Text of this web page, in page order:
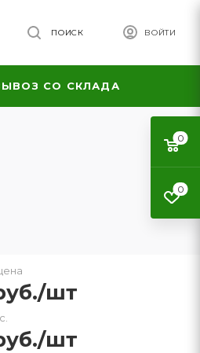
ВОЙТИ
ПОИСК
СО СКЛАДА
/шт
/шт
0
0